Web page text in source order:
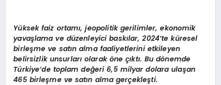
Yüksek faiz ortamı, jeopolitik gerilimler, ekonomik
yavaşlama ve düzenleyici baskılar, 2024’te küresel
birleşme ve satın alma faaliyetlerini etkileyen
belirsizlik unsurları olarak öne çıktı. Bu dönemde
Türkiye’de toplam değeri 6,5 milyar dolara ulaşan
465 birleşme ve satın alma gerçekleşti.